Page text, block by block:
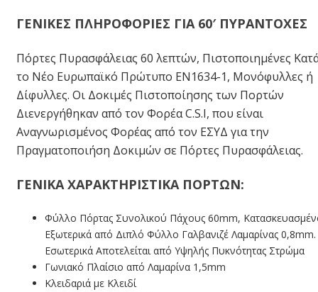
ΓΕΝΙΚΈΣ ΠΛΗΡΟΦΟΡΊΕΣ ΓΙΑ 60′ ΠΥΡΆΝΤΟΧΕΣ
Πόρτες Πυρασφάλειας 60 λεπτών, Πιστοποιημένες
το Νέο Ευρωπαϊκό Πρώτυπο ΕΝ1634-1, Μονόφυλλες ή
Δίφυλλες. Οι Δοκιμές Πιστοποίησης των Πορτών
Διενεργήθηκαν από τον Φορέα C.S.I, που είναι
Αναγνωρισμένος Φορέας από τον ΕΣΥΔ για την
Πραγματοποιήση Δοκιμών σε Πόρτες Πυρασφάλειας.
ΓΕΝΙΚΆ ΧΑΡΑΚΤΗΡΙΣΤΙΚΆ ΠΟΡΤΏΝ:
Φύλλο Πόρτας Συνολικού Πάχους 60mm,
Εξωτερικά από Διπλό Φύλλο Γαλβανιζέ Λαμαρίνας 0,8mm.
Εσωτερικά Αποτελείται από Υψηλής Πυκνότητας Στρώμα
Γωνιακό Πλαίσιο από Λαμαρίνα 1,5mm
Κλειδαριά με Κλειδί